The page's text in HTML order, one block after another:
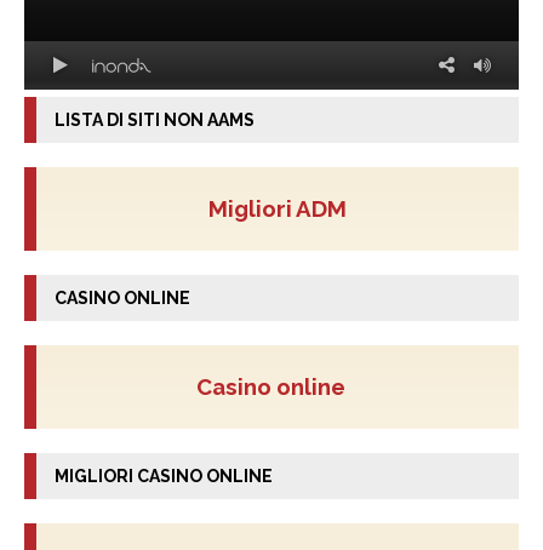
LISTA DI SITI NON AAMS
Migliori ADM
CASINO ONLINE
Casino online
MIGLIORI CASINO ONLINE